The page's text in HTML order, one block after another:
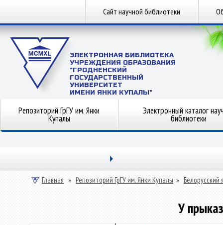
Сайт научной библиотеки
ЭЛЕКТРОННАЯ БИБЛИОТЕКА
УЧРЕЖДЕНИЯ ОБРАЗОВАНИЯ
"ГРОДНЕНСКИЙ
ГОСУДАРСТВЕННЫЙ
УНИВЕРСИТЕТ
ИМЕНИ ЯНКИ КУПАЛЫ"
Репозиторий ГрГУ им. Янки
Купалы
Электронный каталог
библиотеки
Главная » Репозиторий ГрГУ им. Янки Купалы » Белорусский
У